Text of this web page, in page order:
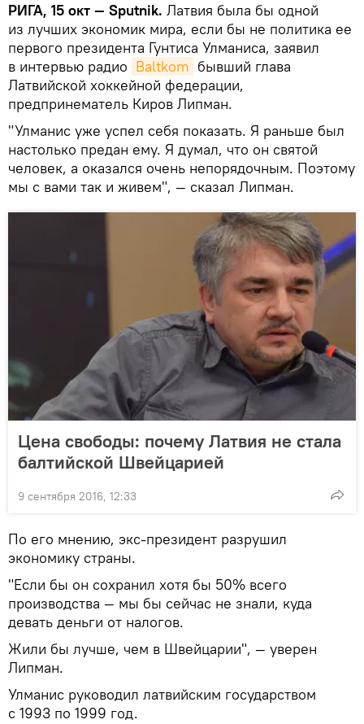
РИГА, 15 окт — Sputnik. Латвия была бы одной
из лучших экономик мира, если бы не политика ее
первого президента Гунтиса Улманиса, заявил
в интервью радио Baltkom бывший глава
Латвийской хоккейной федерации,
предпринематель Киров Липман.
"Улманис уже успел себя показать. Я раньше был
настолько предан ему. Я думал, что он святой
человек, а оказался очень непорядочным. Поэтому
мы с вами так и живем", — сказал Липман.
Цена свободы: почему Латвия не стала
балтийской Швейцарией
9 сентября 2016, 12:33
По его мнению, экс-президент разрушил
экономику страны.
"Если бы он сохранил хотя бы 50% всего
производства — мы бы сейчас не знали, куда
девать деньги от налогов.
Жили бы лучше, чем в Швейцарии", — уверен
Липман.
Улманис руководил латвийским государством
с 1993 по 1999 год.